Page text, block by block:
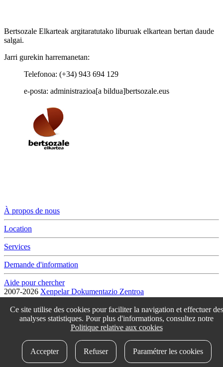
Bertsozale Elkarteak argitaratutako liburuak elkartean bertan daude
salgai.
Jarri gurekin harremanetan:
Telefonoa: (+34) 943 694 129
e-posta: administrazioa[a bildua]bertsozale.eus
À propos de nous
Location
Services
Demande d'information
Aide pour chercher
2007-2026 Xenpelar Dokumentazio Zentroa
T. (+34) 943 69 42 77 / F. (+34) 943 69 30 41 / xenpelar [a bildua]
bertsozale.eus /Lege oharra/Pribatutasun politika/Cookie politika
Babesle eta laguntzaileak/Changer les paramétres des cookies
idokum
Ce site utilise des cookies pour faciliter la navigation et effectuer des
analyses statistiques. Pour plus d'informations, consultez notre
Politique relative aux cookies
Accepter Refuser Paramétrer les cookies